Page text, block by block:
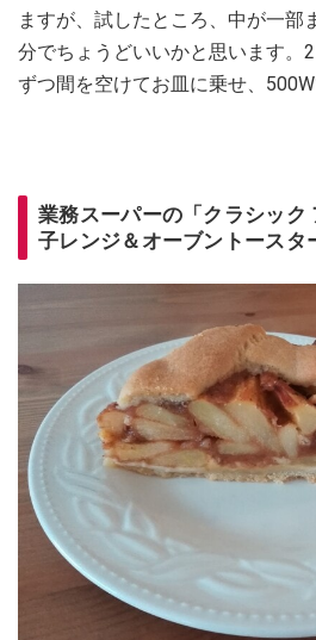
ますが、試したところ、中が一部
分でちょうどいいかと思います。
ずつ間を空けてお皿に乗せ、
業務スーパーの「クラシック
子レンジ＆オーブントース